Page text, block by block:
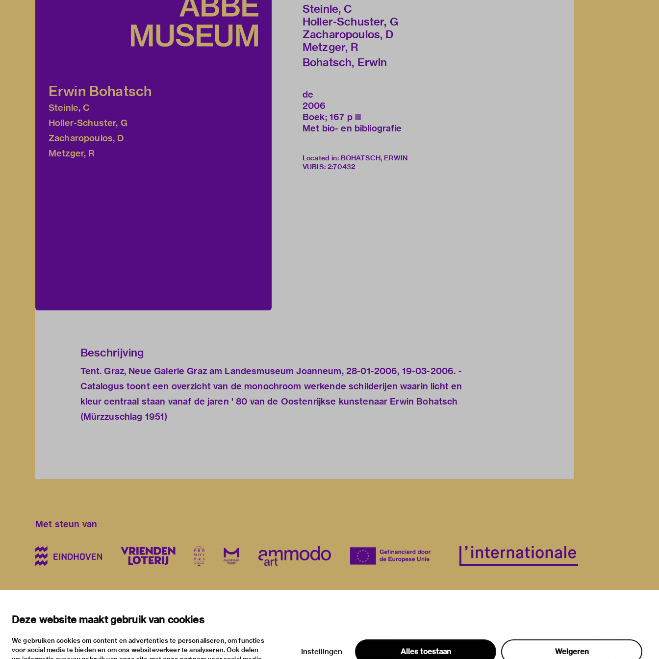
Deze website maakt gebruik van cookies
We gebruiken cookies om content en advertenties te personaliseren, om functies
voor social media te bieden en om ons websiteverkeer te analyseren. Ook delen
Alles toestaan Weigeren
Instellingen
Erwin Bohatsch
Steinle, C
Holler-Schuster, G
Zacharopoulos, D
Metzger, R
Steinle, C
Holler-Schuster, G
Zacharopoulos, D
Metzger, R
Bohatsch, Erwin
de
2006
Boek; 167 p ill
Met bio- en bibliografie
Located in: BOHATSCH, ERWIN
VUBIS: 2:70432
Beschrijving
Tent. Graz, Neue Galerie Graz am Landesmuseum Joanneum, 28-01-2006, 19-03-2006. -
Catalogus toont een overzicht van de monochroom werkende schilderijen waarin licht en
kleur centraal staan vanaf de jaren ' 80 van de Oostenrijkse kunstenaar Erwin Bohatsch
(Mürzzuschlag 1951)
Met steun van
nieuwsbrief
instagram
stratumsedijk 2 eindhoven
info@vanabbemuseum.nl
tentoonstellingen
praktische informatie
privacy & cookies